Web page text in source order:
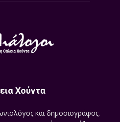
Χούντα
και δημοσιογράφος.